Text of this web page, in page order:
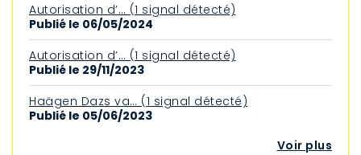
Autorisation d’… (1 signal détecté)
Publié le 06/05/2024
Autorisation d’… (1 signal détecté)
Publié le 29/11/2023
Haägen Dazs va… (1 signal détecté)
Publié le 05/06/2023
Voir plus